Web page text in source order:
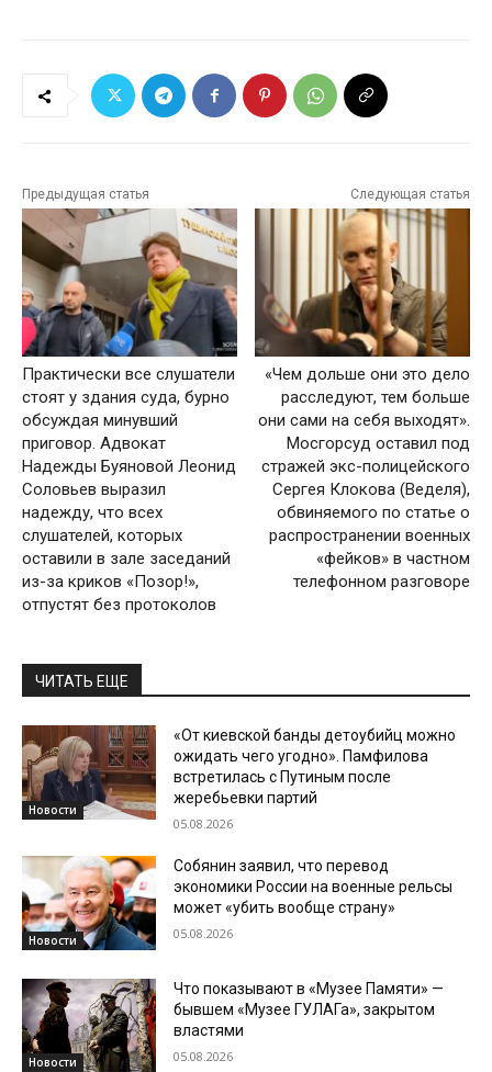
Предыдущая статья
Практически все слушатели
стоят у здания суда, бурно
обсуждая минувший
приговор. Адвокат
Надежды Буяновой Леонид
Соловьев выразил
надежду, что всех
слушателей, которых
оставили в зале заседаний
из-за криков «Позор!»,
отпустят без протоколов
Следующая статья
«Чем дольше они это дело
расследуют, тем больше
они сами на себя выходят».
Мосгорсуд оставил под
стражей экс-полицейского
Сергея Клокова (Веделя),
обвиняемого по статье о
распространении военных
«фейков» в частном
телефонном разговоре
ЧИТАТЬ ЕЩЕ
Новости
«От киевской банды детоубийц можно
ожидать чего угодно». Памфилова
встретилась с Путиным после
жеребьевки партий
05.08.2026
Новости
Собянин заявил, что перевод
экономики России на военные рельсы
может «убить вообще страну»
05.08.2026
Новости
Что показывают в «Музее Памяти» —
бывшем «Музее ГУЛАГа», закрытом
властями
05.08.2026